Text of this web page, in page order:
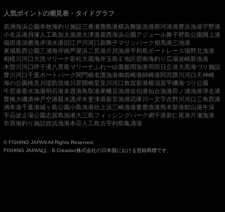
人気ポイントの潮見表・タイドグラフ
若洲海浜公園本牧海釣り施設三番瀬 鹿島港横浜舞阪漁港那珂湊港豊浜漁港宇野港
小名浜港 貝塚人工島加太漁港大津港葛西海浜公園アジュール舞子野島公園閖上港
福田港須磨海岸清水港 旧江戸川河口 新舞子マリンパーク相馬港三池港
東扇島西公園三浦海岸南芦屋浜二見港 片貝漁港平和島ボートレース場野北漁港
相模川河口 大洗マリーナ若松大蔵海岸玉島Ｅ地区碧南海釣り広場波崎新漁港
木曽川河口呼子港 八景島マリーナふれーゆ裏飯岡漁港羽田 日立港大黒海づり施設
豊川河口千葉ポートパーク関門橋名護漁港御前崎港師崎港阿武隈川河口 天神崎
海の公園検見川堤防筑後川昇開橋室見川河口敦賀新港横須賀平磯海づり公園
牛窓港垂水漁港明石港本渡港鳥取港東幡豆漁港佐伯港仙台漁港田ノ浦漁港津名港
豊橋大磯港神戸空港親水護岸木更津港新宮漁港武庫川一文字吉野川河口 三角西港
洲本港千葉港城ヶ島公園小島漁港吹上浜三崎漁港妻鹿漁港熊本新港館山港牛深
宇品波止場公園志賀島漁港大三島フィッシングパーク網干港新仁尾港 片瀬漁港
市原海釣り施設姪浜漁港本荘人工島古宇利島亀浦港
© FISHING JAPAN All Rights Reserved.
FISHING JAPANは、B.Creation株式会社の日本国における登録商標です。